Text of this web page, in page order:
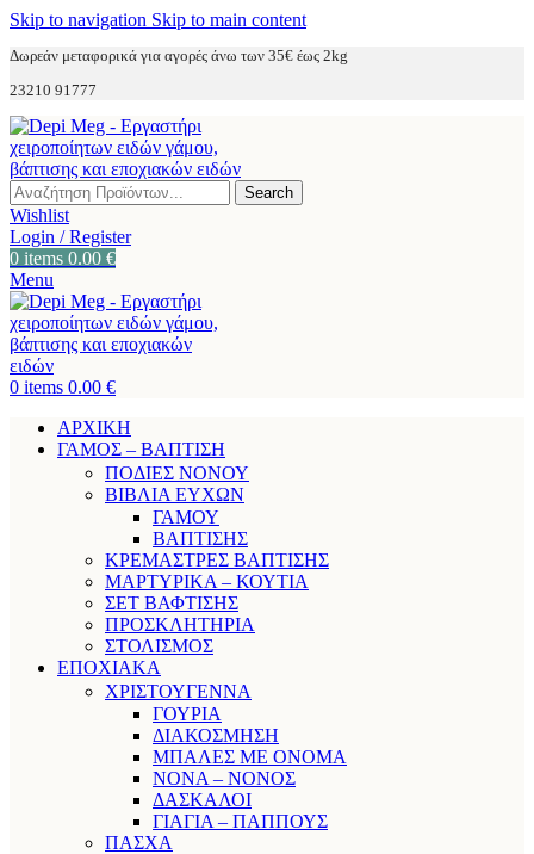
Skip to navigation Skip to main content
Δωρεάν μεταφορικά για αγορές άνω των 35€ έως 2kg
23210 91777
Search
Wishlist
Login / Register
0 items 0.00 €
Menu
0 items 0.00 €
ΑΡΧΙΚΗ
ΓΑΜΟΣ – ΒΑΠΤΙΣΗ
ΠΟΔΙΕΣ ΝΟΝΟΥ
ΒΙΒΛΙΑ ΕΥΧΩΝ
ΓΑΜΟΥ
ΒΑΠΤΙΣΗΣ
ΚΡΕΜΑΣΤΡΕΣ ΒΑΠΤΙΣΗΣ
ΜΑΡΤΥΡΙΚΑ – ΚΟΥΤΙΑ
ΣΕΤ ΒΑΦΤΙΣΗΣ
ΠΡΟΣΚΛΗΤΗΡΙΑ
ΣΤΟΛΙΣΜΟΣ
ΕΠΟΧΙΑΚΑ
ΧΡΙΣΤΟΥΓΕΝΝΑ
ΓΟΥΡΙΑ
ΔΙΑΚΟΣΜΗΣΗ
ΜΠΑΛΕΣ ΜΕ ΟΝΟΜΑ
ΝΟΝΑ – ΝΟΝΟΣ
ΔΑΣΚΑΛΟΙ
ΓΙΑΓΙΑ – ΠΑΠΠΟΥΣ
ΠΑΣΧΑ